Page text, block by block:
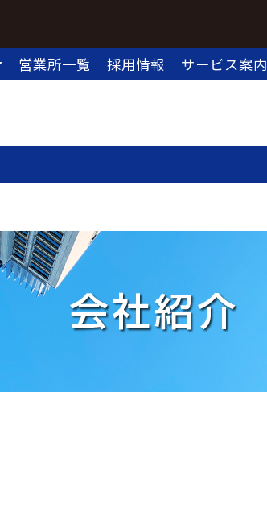
営業所一覧 採用情報 サービス案内